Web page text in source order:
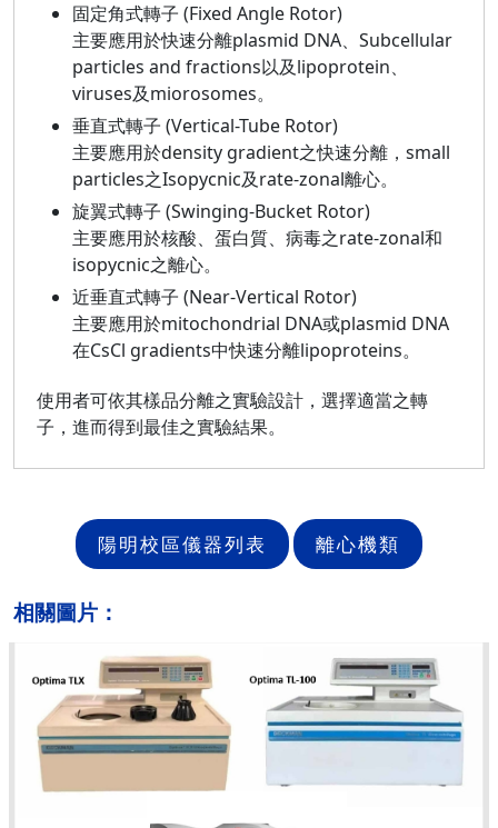
固定角式轉子 (Fixed Angle Rotor)
主要應用於快速分離plasmid DNA、Subcellular
particles and fractions以及lipoprotein、
viruses及miorosomes。
垂直式轉子 (Vertical-Tube Rotor)
主要應用於density gradient之快速分離，small
particles之Isopycnic及rate-zonal離心。
旋翼式轉子 (Swinging-Bucket Rotor)
主要應用於核酸、蛋白質、病毒之rate-zonal和
isopycnic之離心。
近垂直式轉子 (Near-Vertical Rotor)
主要應用於mitochondrial DNA或plasmid DNA
在CsCl gradients中快速分離lipoproteins。
使用者可依其樣品分離之實驗設計，選擇適當之轉
子，進而得到最佳之實驗結果。
陽明校區儀器列表 離心機類
相關圖片：